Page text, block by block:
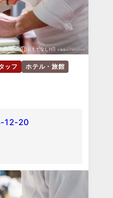
ッフ ホテル・旅館
12-20